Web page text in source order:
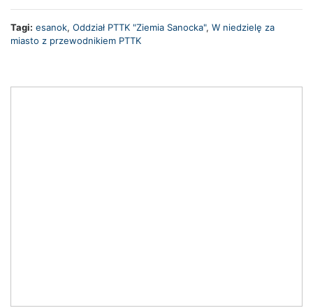
Tagi: esanok, Oddział PTTK "Ziemia Sanocka", W niedzielę za
miasto z przewodnikiem PTTK